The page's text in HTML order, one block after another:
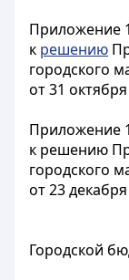
Приложение 1
к решению
городского
от 31
Приложение 1
к решению
городского
от 23
Городской